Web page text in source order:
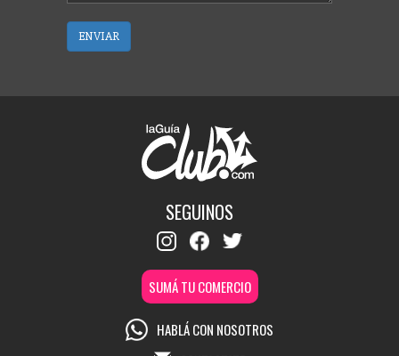
ENVIAR
SEGUINOS
SUMÁ TU COMERCIO
HABLÁ CON NOSOTROS